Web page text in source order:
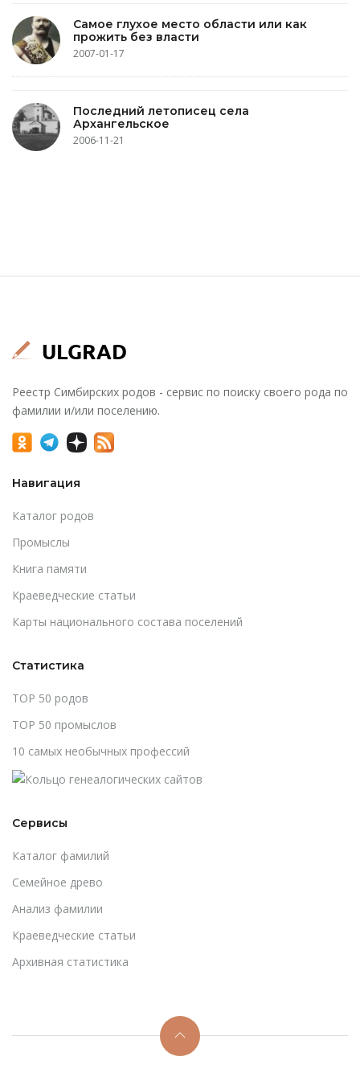
Самое глухое место области или как
прожить без власти
2007-01-17
Последний летописец села
Архангельское
2006-11-21
Реестр Симбирских родов - сервис по поиску своего рода по
фамилии и/или поселению.
Навигация
Каталог родов
Промыслы
Книга памяти
Краеведческие статьи
Карты национального состава поселений
Статистика
TOP 50 родов
TOP 50 промыслов
10 самых необычных профессий
Сервисы
Каталог фамилий
Cемейное древо
Анализ фамилии
Краеведческие статьи
Архивная статистика